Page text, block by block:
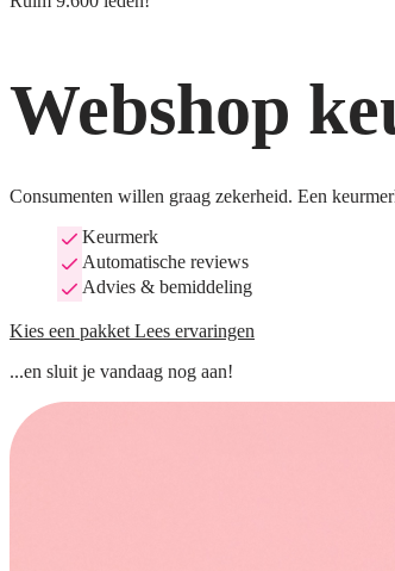
Webshop
Consumenten willen graag zekerheid. Een
Keurmerk
Automatische reviews
Advies & bemiddeling
Kies een pakket Lees ervaringen
...en sluit je vandaag nog aan!